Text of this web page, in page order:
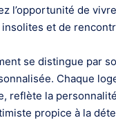
l’opportunité de
et de
se distingue par
Chaque
reflète la
propice à la